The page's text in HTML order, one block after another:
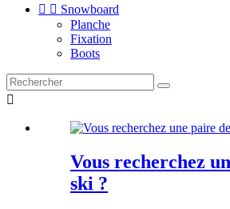
  Snowboard
Planche
Fixation
Boots

Vous recherchez
ski ?